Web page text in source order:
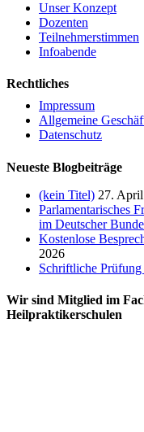
Unser Konzept
Dozenten
Teilnehmerstimmen
Infoabende
Rechtliches
Impressum
Allgemeine
Datenschutz
Neueste Blogbeiträge
(kein Titel) 27.
Parlamentarisches
im Deutscher
Kostenlose
2026
Schriftliche
Wir sind Mitglied im
Heilpraktikerschulen